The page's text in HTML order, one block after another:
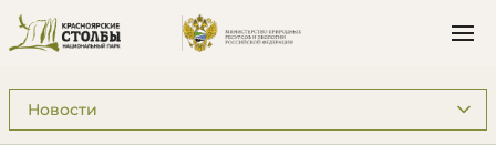
Подразделы: Пресс-центр